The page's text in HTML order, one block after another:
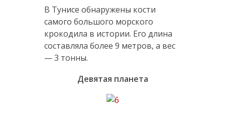
В Тунисе обнаружены кости
самого большого морского
крокодила в истории. Его длина
составляла более 9 метров, а вес
— 3 тонны.
Девятая планета